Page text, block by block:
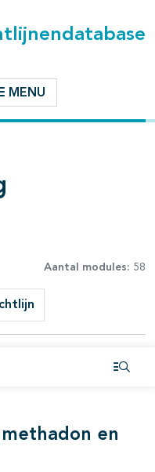
MENU
Aantal modules: 58
en